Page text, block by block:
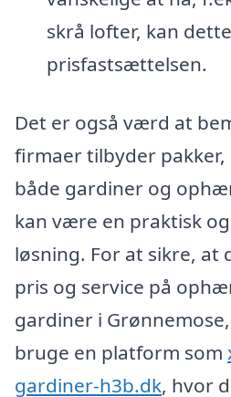
skrå lofter, kan
prisfastsættelsen.
Det er også værd at
firmaer tilbyder
både gardiner og
kan være en praktisk
løsning. For at sikre, at
pris og service på
gardiner i
bruge en platform som
gardiner-h3b.dk, hvor